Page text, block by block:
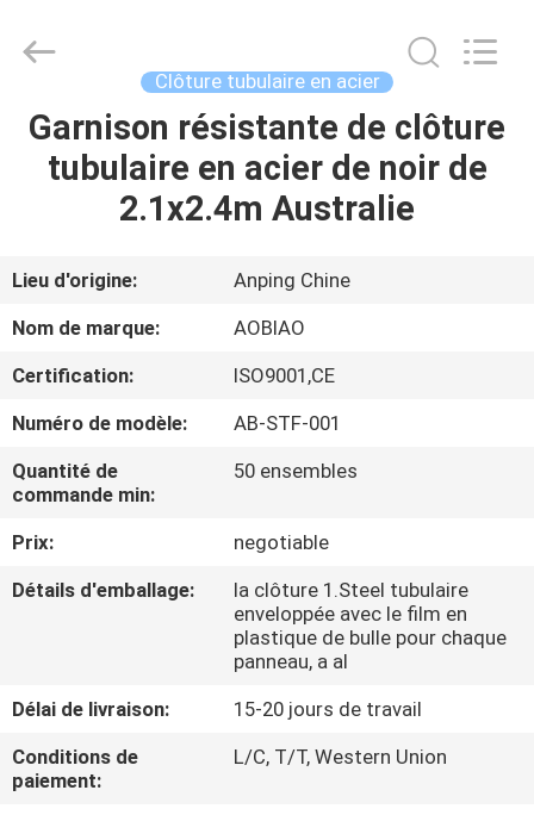
MAISON
PRODUITS
AU
SUJET
DE
VISITE
CONTRÔLE
CONTACTEZ-
NOUS
Mesh
Products
Reserved.
Developed
Clôture tubulaire en acier
Garnison résistante de clôture
tubulaire en acier de noir de
2.1x2.4m Australie
Lieu d'origine:
Anping Chine
Nom de marque:
AOBIAO
Certification:
ISO9001,CE
Numéro de modèle:
AB-STF-001
Quantité de
commande min:
50 ensembles
Prix:
negotiable
Détails d'emballage:
la clôture 1.Steel tubulaire
enveloppée avec le film en
plastique de bulle pour chaque
panneau, a al
Délai de livraison:
15-20 jours de travail
Conditions de
paiement:
L/C, T/T, Western Union